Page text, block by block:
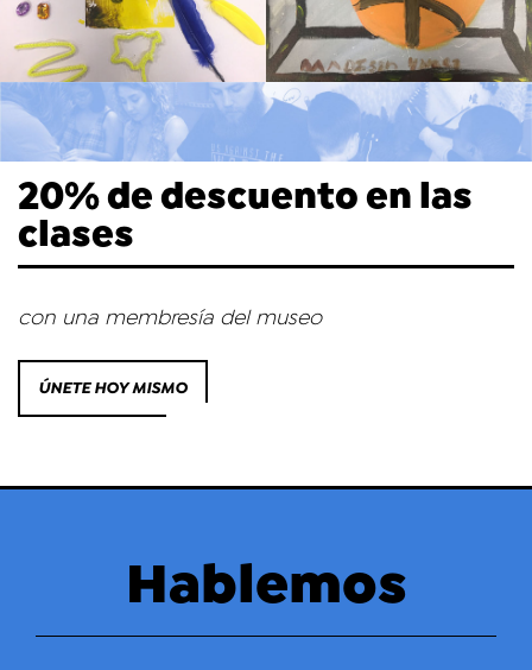
20% de descuento en las
clases
con una membresía del museo
ÚNETE HOY MISMO
Hablemos